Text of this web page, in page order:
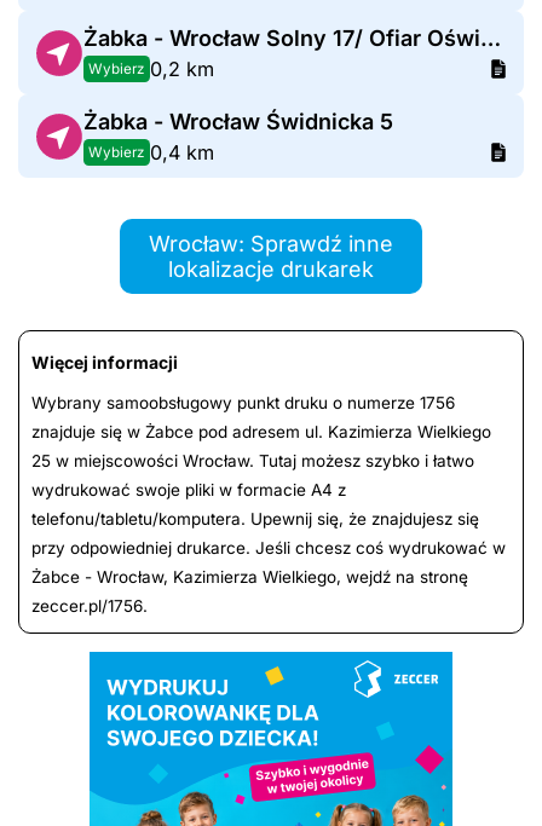
Żabka - Wrocław Solny 17/ Ofiar Oświęcimskich 2
Wybierz 0,2 km
Żabka - Wrocław Świdnicka 5
Wybierz 0,4 km
Wrocław: Sprawdź inne
lokalizacje drukarek
Więcej informacji
Wybrany samoobsługowy punkt druku o numerze 1756
znajduje się w Żabce pod adresem ul. Kazimierza Wielkiego
25 w miejscowości Wrocław. Tutaj możesz szybko i łatwo
wydrukować swoje pliki w formacie A4 z
telefonu/tabletu/komputera. Upewnij się, że znajdujesz się
przy odpowiedniej drukarce. Jeśli chcesz coś wydrukować w
Żabce - Wrocław, Kazimierza Wielkiego, wejdź na stronę
zeccer.pl/1756.